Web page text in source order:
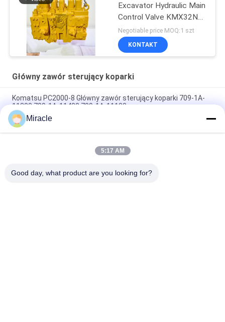
Excavator Hydraulic Main
Control Valve KMX32NA
High Quality
Negotiable price MOQ:1 szt
KONTAKT
Główny zawór sterujący koparki
Komatsu PC2000-8 Główny zawór sterujący koparki 709-1A-
11300 709-1A-11400 709-1A-11100
PC160LC-7 PC160-7 Wynęgarka z zawórami sterującymi
Komatsu, 723-57-16100 Główne części wykopalni
VOE14541591 Główny zawór sterujący koparki dla Volvo
Miracle
5:17 AM
Good day, what product are you looking for?